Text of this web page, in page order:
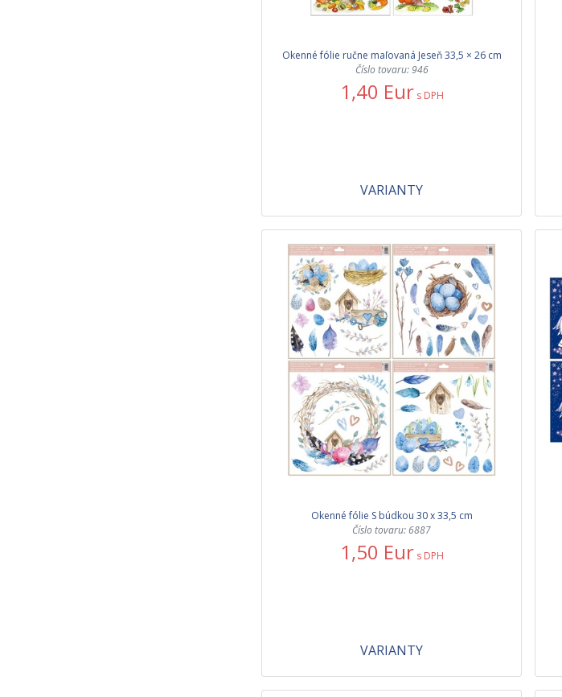
Okenné fólie ručne maľovaná Jeseň 33,5 × 26 cm
Číslo tovaru: 946
1,40 Eur s DPH
VARIANTY
Okenné fólie S búdkou 30 x 33,5 cm
Číslo tovaru: 6887
1,50 Eur s DPH
VARIANTY